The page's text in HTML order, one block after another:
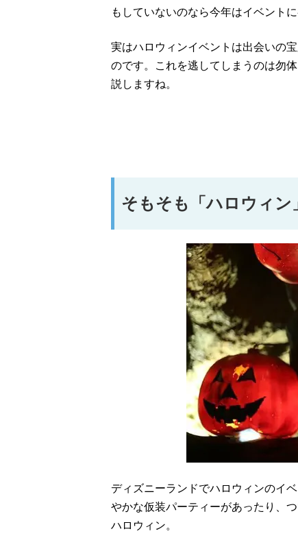
もしていないのなら今年はイベント
実はハロウィンイベントは出会いの
のです。これを逃してしまうのは勿
説しますね。
そもそも「ハロウィン
ディズニーランドでハロウィンのイ
やかな仮装パーティーがあったり、
ハロウィン。